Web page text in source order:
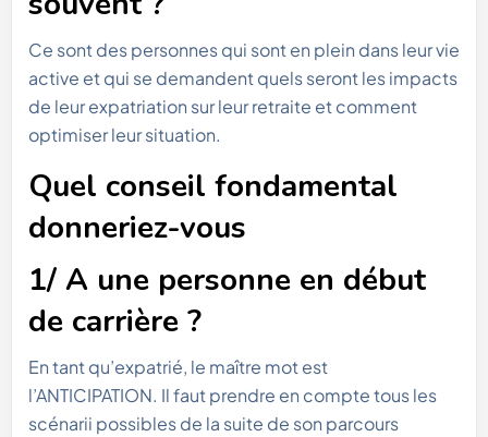
Ce sont des personnes qui sont en plein dans leur vie
active et qui se demandent quels seront les impacts
de leur expatriation sur leur retraite et comment
optimiser leur situation.
Quel conseil fondamental
donneriez-vous
1/ A une personne en début
de carrière ?
En tant qu’expatrié, le maître mot est
l’ANTICIPATION. Il faut prendre en compte tous les
scénarii possibles de la suite de son parcours